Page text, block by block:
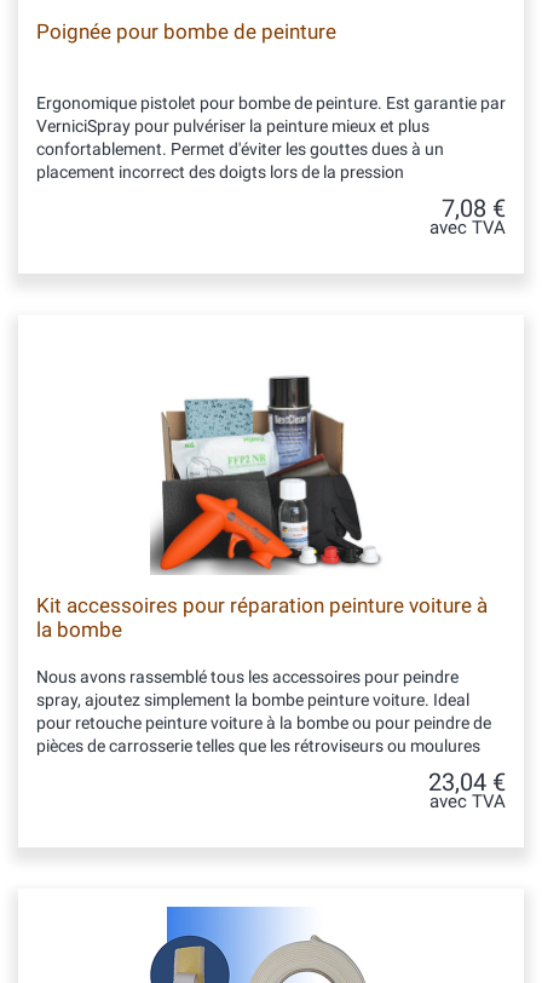
Poignée pour bombe de peinture
Ergonomique pistolet pour bombe de peinture. Est garantie par
VerniciSpray pour pulvériser la peinture mieux et plus
confortablement. Permet d'éviter les gouttes dues à un
placement incorrect des doigts lors de la pression
7,08 €
avec TVA
Kit accessoires pour réparation peinture voiture à
la bombe
Nous avons rassemblé tous les accessoires pour peindre
spray, ajoutez simplement la bombe peinture voiture. Ideal
pour retouche peinture voiture à la bombe ou pour peindre de
pièces de carrosserie telles que les rétroviseurs ou moulures
23,04 €
avec TVA